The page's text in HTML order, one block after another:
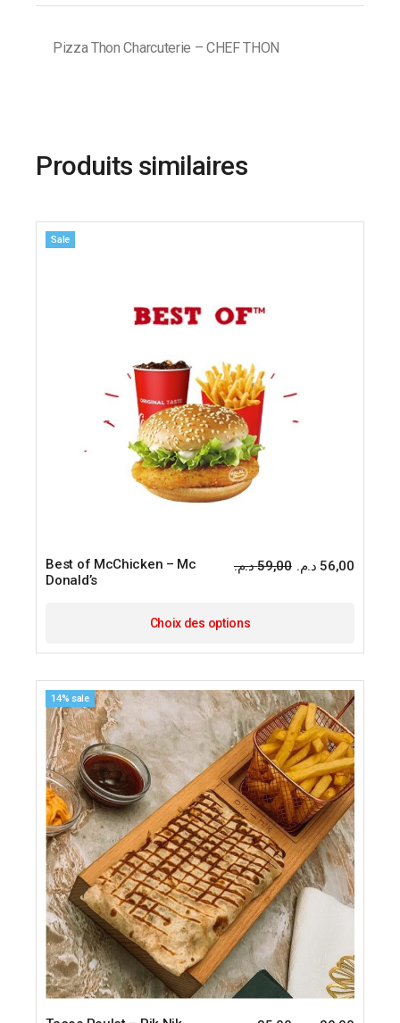
Pizza Thon Charcuterie – CHEF THON
Produits similaires
Sale
Best of McChicken – Mc
Donald’s
59,00 د.م. 56,00 د.م.
Choix des options
14% sale